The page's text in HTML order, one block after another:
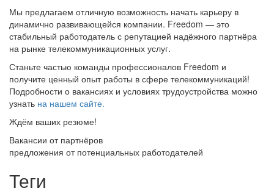
Мы предлагаем отличную возможность начать карьеру в
динамично развивающейся компании. Freedom — это
стабильный работодатель с репутацией надёжного партнёра
на рынке телекоммуникационных услуг.
Станьте частью команды профессионалов Freedom и
получите ценный опыт работы в сфере телекоммуникаций!
Подробности о вакансиях и условиях трудоустройства можно
узнать на нашем сайте.
Ждём ваших резюме!
Вакансии от партнёров
предложения от потенциальных работодателей
Теги